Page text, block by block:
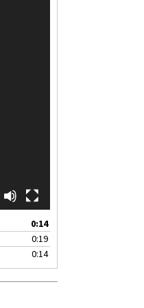
0:14
0:19
0:14